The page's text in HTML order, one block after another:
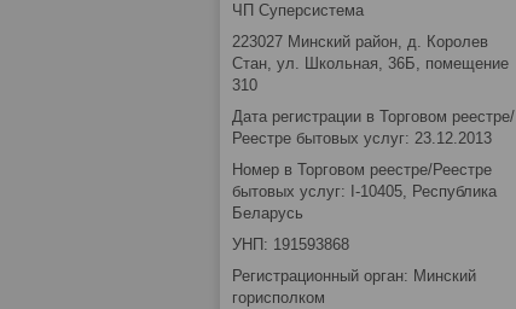
ЧП Суперсистема
223027 Минский район, д. Королев
Стан, ул. Школьная, 36Б, помещение
310
Дата регистрации в Торговом реестре/
Реестре бытовых услуг: 23.12.2013
Номер в Торговом реестре/Реестре
бытовых услуг: I-10405, Республика
Беларусь
УНП: 191593868
Регистрационный орган: Минский
горисполком